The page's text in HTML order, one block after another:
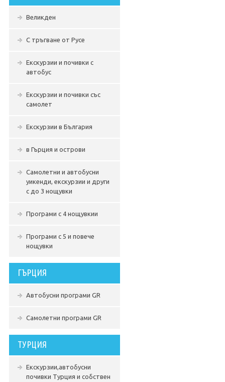
Великден
С тръгване от Русе
Екскурзии и почивки с
автобус
Екскурзии и почивки със
самолет
Екскурзии в България
в Гърция и острови
Самолетни и автобусни
уикенди, екскурзии и други
с до 3 нощувки
Програми с 4 нощувкии
Програми с 5 и повече
нощувки
ГЪРЦИЯ
Автобусни програми GR
Самолетни програми GR
ТУРЦИЯ
Екскурзии,автобусни
почивки Турция и собствен